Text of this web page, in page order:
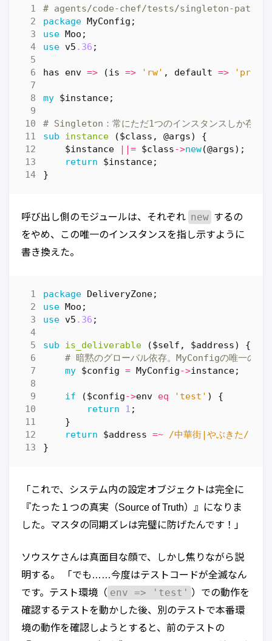
# agents/code-chef/tests/singleton-
package MyConfig ;
use Moo ;
use v5 .36 ;
has env => (is => 'rw' , default =>
my $instance;
# Singleton：常にただ1つのインスタンスしか存在
sub
instance
($class, @args) {
$instance
||= $class->new(@args);
return
$instance;
}
呼び出し側のモジュールは、それぞれ new するの
をやめ、この唯一のインスタンスを指し示すように
書き換えた。
package DeliveryZone;
use Moo ;
use v5 .36 ;
sub is_deliverable
($self, $address) {
# 暗黙のグローバル依存。MyConfigの唯一のイ
my $config = MyConfig->instance;
if ($config->env eq 'test' )
{
return
1 ;
}
return
$address =~ /中華街|やぶきた/
}
「これで、システム内の設定オブジェクトは完全に
『たった１つの真実（Source of Truth）』になりま
した。マスタの同期ズレは完璧に防げたんです！」
ソウスケさんは真面目な顔で、しかし焦りながら説
明する。 「でも……今度はテストコードが全滅なん
です。テスト環境（ env => 'test' ）での動作を
確認するテストを動かした後、別のテストで本番環
境の動作を確認しようとすると、前のテストの